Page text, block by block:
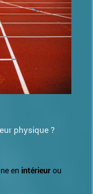
physique ?
en intérieurou